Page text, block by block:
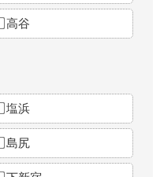
高谷
塩浜
島尻